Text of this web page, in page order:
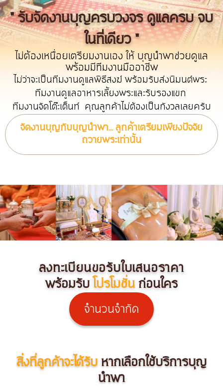
" รับจัดงานบุญครบวงจร ดูแลครบ จบ
ในที่เดียว "
ไม่ต้องเหนื่อยเตรียมงานเอง ให้ บุญนำพาช่วยดูแล
พร้อมมีทีมงานมืออาชีพ
ไม่ว่าจะเป็นทีมงานดูแลพิธีสงฆ์ พร้อมรับส่งนิมนต์พระ
ทีมงานดูแลอาหารเลี้ยงพระและรับรองแขก
ทีมงานจัดโต๊ะเต็นท์ คุณลูกค้าไม่ต้องเป็นกังวลเลยครับ
จัดงานบุญกับบุญนำพา... ลูกค้าเตรียมเพียงปัจจัย
ถวายพระเท่านั้น
ลงทะเบียนขอรับใบเสนอราคา
พร้อมรับโปรโมชั่นก่อนใคร
จำนวนจำกัด
สิ่งที่ลูกค้าจะได้รับหากเลือกใช้บริการบุญ
นำพา